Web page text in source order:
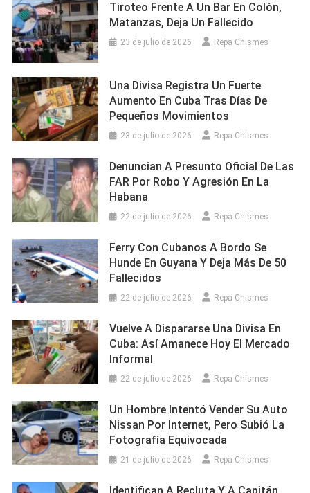
Tiroteo Frente A Un Bar En Colón,
Matanzas, Deja Un Fallecido
23 de julio de 2026 Repa Chismes
Una Divisa Registra Un Fuerte
Aumento En Cuba Tras Días De
Pequeños Movimientos
23 de julio de 2026 Repa Chismes
Denuncian A Presunto Oficial De Las
FAR Por Robo Y Agresión En La
Habana
22 de julio de 2026 Repa Chismes
Ferry Con Cubanos A Bordo Se
Hunde En Guyana Y Deja Más De 50
Fallecidos
22 de julio de 2026 Repa Chismes
Vuelve A Dispararse Una Divisa En
Cuba: Así Amanece Hoy El Mercado
Informal
22 de julio de 2026 Repa Chismes
Un Hombre Intentó Vender Su Auto
Nissan Por Internet, Pero Subió La
Fotografía Equivocada
21 de julio de 2026 Repa Chismes